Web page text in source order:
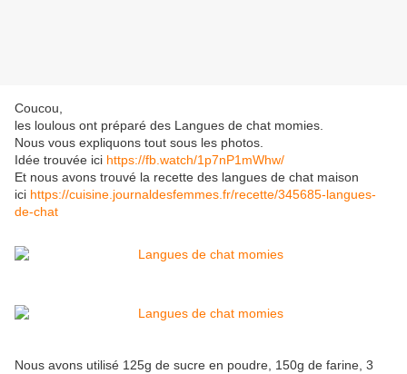
Coucou,
les loulous ont préparé des Langues de chat momies.
Nous vous expliquons tout sous les photos.
Idée trouvée ici https://fb.watch/1p7nP1mWhw/
Et nous avons trouvé la recette des langues de chat maison
ici https://cuisine.journaldesfemmes.fr/recette/345685-langues-
de-chat
Nous avons utilisé 125g de sucre en poudre, 150g de farine, 3